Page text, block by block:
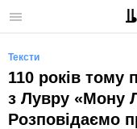
Меню
Тексти
110 років тому
з Лувру «Мону
Розповідаємо